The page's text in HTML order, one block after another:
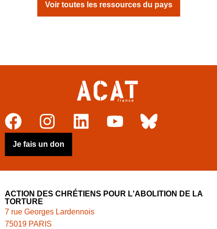
Voir toutes les ressources du pays
Je fais un don
ACTION DES CHRÉTIENS POUR L'ABOLITION DE LA
TORTURE
7 rue Georges Lardennois
75019 PARIS